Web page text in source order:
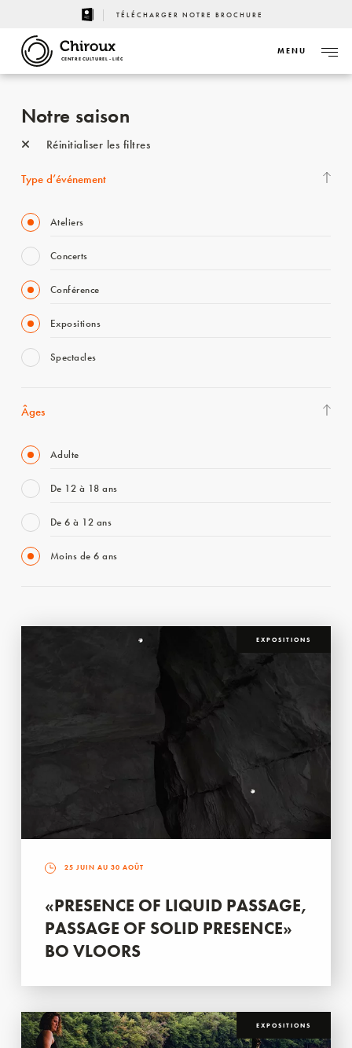
TÉLÉCHARGER NOTRE BROCHURE
CENTRE CULTUREL - LIÈGE
MENU
Notre saison
Réinitialiser les filtres
Type d’événement
Ateliers
Concerts
Conférence
Expositions
Spectacles
Âges
Adulte
De 12 à 18 ans
De 6 à 12 ans
Moins de 6 ans
EXPOSITIONS
25 JUIN AU 30 AOÛT
«PRESENCE OF LIQUID PASSAGE,
PASSAGE OF SOLID PRESENCE»
BO VLOORS
EXPOSITIONS